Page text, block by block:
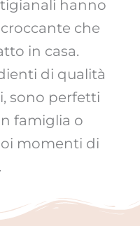
hanno
che
in casa.
di qualità
sono perfetti
famiglia o
momenti di